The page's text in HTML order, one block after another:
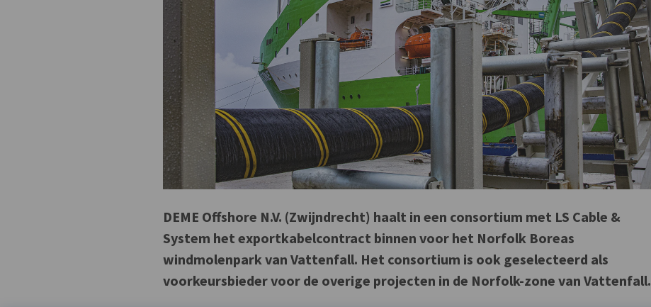
DEME Offshore N.V. (Zwijndrecht) haalt in een consortium met LS Cable &
System het exportkabelcontract binnen voor het Norfolk Boreas
windmolenpark van Vattenfall. Het consortium is ook geselecteerd als
voorkeursbieder voor de overige projecten in de Norfolk-zone van Vattenfall.